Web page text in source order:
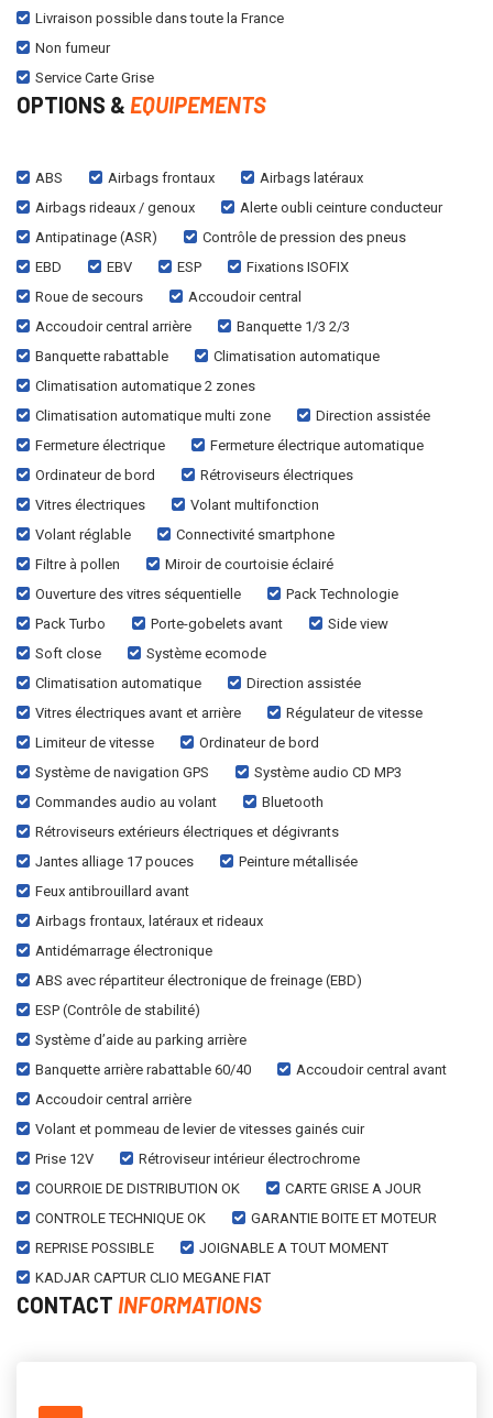
Livraison possible dans toute la France
Non fumeur
Service Carte Grise
OPTIONS & EQUIPEMENTS
ABS Airbags frontaux
Airbags latéraux
Airbags rideaux / genoux
Alerte oubli ceinture conducteur
Antipatinage (ASR)
Contrôle de pression des pneus
EBD
EBV ESP
Fixations ISOFIX
Roue de secours
Accoudoir central
Accoudoir central arrière
Banquette 1/3 2/3
Banquette rabattable
Climatisation automatique
Climatisation automatique 2 zones
Climatisation automatique multi zone
Direction assistée
Fermeture électrique
Fermeture électrique automatique
Ordinateur de bord
Rétroviseurs électriques
Vitres électriques
Volant multifonction
Volant réglable
Connectivité smartphone
Filtre à pollen
Miroir de courtoisie éclairé
Ouverture des vitres séquentielle
Pack Technologie
Pack Turbo
Porte-gobelets avant
Side view
Soft close
Système ecomode
Climatisation automatique
Direction assistée
Vitres électriques avant et arrière
Régulateur de vitesse
Limiteur de vitesse
Ordinateur de bord
Système de navigation GPS
Système audio CD MP3
Commandes audio au volant
Bluetooth
Rétroviseurs extérieurs électriques et dégivrants
Jantes alliage 17 pouces
Peinture métallisée
Feux antibrouillard avant
Airbags frontaux, latéraux et rideaux
Antidémarrage électronique
ABS avec répartiteur électronique de freinage (EBD)
ESP (Contrôle de stabilité)
Système d’aide au parking arrière
Banquette arrière rabattable 60/40
Accoudoir central avant
Accoudoir central arrière
Volant et pommeau de levier de vitesses gainés cuir
Prise 12V
Rétroviseur intérieur électrochrome
COURROIE DE DISTRIBUTION OK
CARTE GRISE A JOUR
CONTROLE TECHNIQUE OK
GARANTIE BOITE ET MOTEUR
REPRISE POSSIBLE
JOIGNABLE A TOUT MOMENT
KADJAR CAPTUR CLIO MEGANE FIAT
CONTACT INFORMATIONS